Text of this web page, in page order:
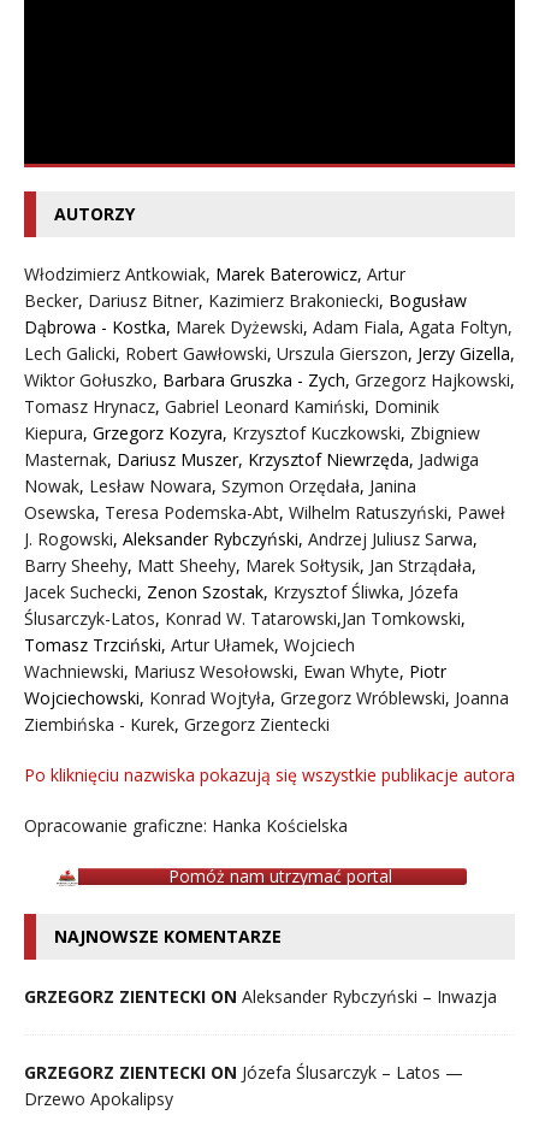
AUTORZY
Włodzimierz Antkowiak, Marek Baterowicz, Artur
Becker, Dariusz Bitner, Kazimierz Brakoniecki, Bogusław
Dąbrowa - Kostka, Marek Dyżewski, Adam Fiala, Agata Foltyn,
Lech Galicki, Robert Gawłowski, Urszula Gierszon, Jerzy Gizella,
Wiktor Gołuszko, Barbara Gruszka - Zych, Grzegorz Hajkowski,
Tomasz Hrynacz, Gabriel Leonard Kamiński, Dominik
Kiepura, Grzegorz Kozyra, Krzysztof Kuczkowski, Zbigniew
Masternak, Dariusz Muszer, Krzysztof Niewrzęda, Jadwiga
Nowak, Lesław Nowara, Szymon Orzędała, Janina
Osewska, Teresa Podemska-Abt, Wilhelm Ratuszyński, Paweł
J. Rogowski, Aleksander Rybczyński, Andrzej Juliusz Sarwa,
Barry Sheehy, Matt Sheehy, Marek Sołtysik, Jan Strządała,
Jacek Suchecki, Zenon Szostak, Krzysztof Śliwka, Józefa
Ślusarczyk-Latos, Konrad W. Tatarowski,Jan Tomkowski,
Tomasz Trzciński, Artur Ułamek, Wojciech
Wachniewski, Mariusz Wesołowski, Ewan Whyte, Piotr
Wojciechowski, Konrad Wojtyła, Grzegorz Wróblewski, Joanna
Ziembińska - Kurek, Grzegorz Zientecki
Po kliknięciu nazwiska pokazują się wszystkie publikacje autora
Opracowanie graficzne: Hanka Kościelska
Pomóż nam utrzymać portal
NAJNOWSZE KOMENTARZE
GRZEGORZ ZIENTECKI ON Aleksander Rybczyński – Inwazja
GRZEGORZ ZIENTECKI ON Józefa Ślusarczyk – Latos —
Drzewo Apokalipsy